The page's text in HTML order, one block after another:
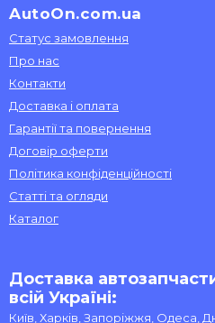
AutoOn.com.ua
Статус замовлення
Про нас
Контакти
Доставка і оплата
Гарантії та повернення
Договір оферти
Політика конфіденційності
Статті та огляди
Каталог
Доставка
всій Україні:
Київ, Харків, Запоріжжя, Одеса,